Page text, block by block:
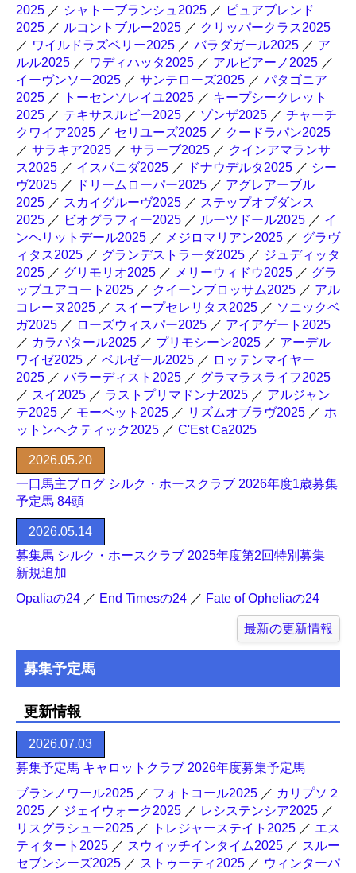
2025 ／ シャトーブランシュ2025 ／ ピュアブレンド
2025 ／ ルコントブルー2025 ／ クリッパークラス2025
／ ワイルドラズベリー2025 ／ バラダガール2025 ／ ア
ルル2025 ／ ワディハッタ2025 ／ アルビアーノ2025 ／
イーヴンソー2025 ／ サンテローズ2025 ／ パタゴニア
2025 ／ トーセンソレイユ2025 ／ キープシークレット
2025 ／ テキサスルビー2025 ／ ゾンザ2025 ／ チャーチ
クワイア2025 ／ セリユーズ2025 ／ クードラパン2025
／ サラキア2025 ／ サラーブ2025 ／ クインアマランサ
ス2025 ／ イスパニダ2025 ／ ドナウデルタ2025 ／ シー
ヴ2025 ／ ドリームローパー2025 ／ アグレアーブル
2025 ／ スカイグルーヴ2025 ／ ステップオブダンス
2025 ／ ビオグラフィー2025 ／ ルーツドール2025 ／ イ
ンヘリットデール2025 ／ メジロマリアン2025 ／ グラヴ
ィタス2025 ／ グランデストラーダ2025 ／ ジュディッタ
2025 ／ グリモリオ2025 ／ メリーウィドウ2025 ／ グラ
ッブユアコート2025 ／ クイーンブロッサム2025 ／ アル
コレーヌ2025 ／ スイープセレリタス2025 ／ ソニックベ
ガ2025 ／ ローズウィスパー2025 ／ アイアゲート2025
／ カラパタール2025 ／ プリモシーン2025 ／ アーデル
ワイゼ2025 ／ ベルゼール2025 ／ ロッテンマイヤー
2025 ／ バラーディスト2025 ／ グラマラスライフ2025
／ スイ2025 ／ ラストプリマドンナ2025 ／ アルジャン
テ2025 ／ モーベット2025 ／ リズムオブラヴ2025 ／ ホ
ットンヘクティック2025 ／ C'Est Ca2025
2026.05.20
一口馬主ブログ シルク・ホースクラブ 2026年度1歳募集
予定馬 84頭
2026.05.14
募集馬 シルク・ホースクラブ 2025年度第2回特別募集
新規追加
Opaliaの24 ／ End Timesの24 ／ Fate of Opheliaの24
最新の更新情報
募集予定馬
更新情報
2026.07.03
募集予定馬 キャロットクラブ 2026年度募集予定馬
ブランノワール2025 ／ フォトコール2025 ／ カリプソ２
2025 ／ ジェイウォーク2025 ／ レシステンシア2025 ／
リスグラシュー2025 ／ トレジャーステイト2025 ／ エス
ティタート2025 ／ スウィッチインタイム2025 ／ スルー
セブンシーズ2025 ／ ストゥーティ2025 ／ ウィンターパ